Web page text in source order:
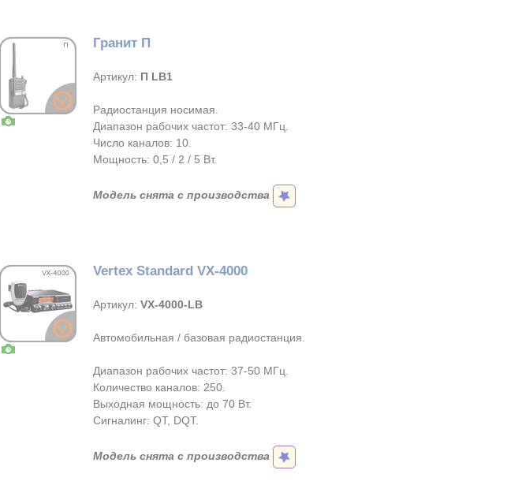
Гранит П
Артикул: П LB1
Радиостанция носимая.
Диапазон рабочих частот: 33-40 МГц.
Число каналов: 10.
Мощность: 0,5 / 2 / 5 Вт.
Модель снята с производства
Vertex Standard VX-4000
Артикул: VX-4000-LB
Автомобильная / базовая радиостанция.
Диапазон рабочих частот: 37-50 МГц.
Количество каналов: 250.
Выходная мощность: до 70 Вт.
Сигналинг: QT, DQT.
Модель снята с производства